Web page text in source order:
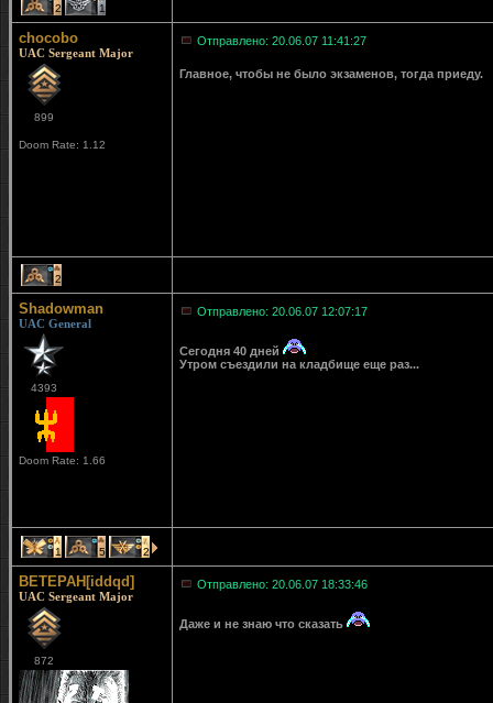
2 1
chocobo
UAC Sergeant Major
899
Doom Rate: 1.12
Отправлено: 20.06.07 11:41:27
Главное, чтобы не было экзаменов, тогда приеду.
2
Shadowman
UAC General
4393
Doom Rate: 1.66
Отправлено: 20.06.07 12:07:17
Сегодня 40 дней
Утром съездили на кладбище еще раз...
1 5 2
BETEPAH[iddqd]
UAC Sergeant Major
872
Отправлено: 20.06.07 18:33:46
Даже и не знаю что сказать